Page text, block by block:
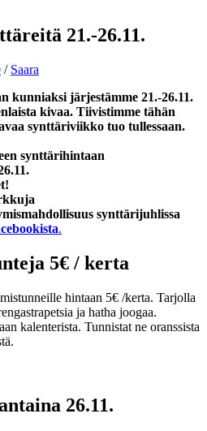
21.-26.11.
/ Saara
kunniaksi järjestämme 21.-26.11.
kivaa. Tiivistimme tähän
synttäriviikko tuo tullessaan.
synttärihintaan
synttärijuhlissa
.
5€ / kerta
hintaan 5€ /kerta. Tarjolla
ja hatha joogaa.
kalenterista. Tunnistat ne oranssista
26.11.